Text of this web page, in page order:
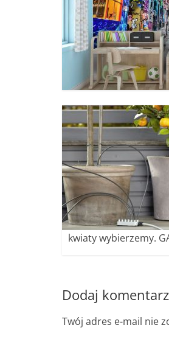
kwiaty wybierzemy.
Dodaj komentarz
Twój adres e-mail nie